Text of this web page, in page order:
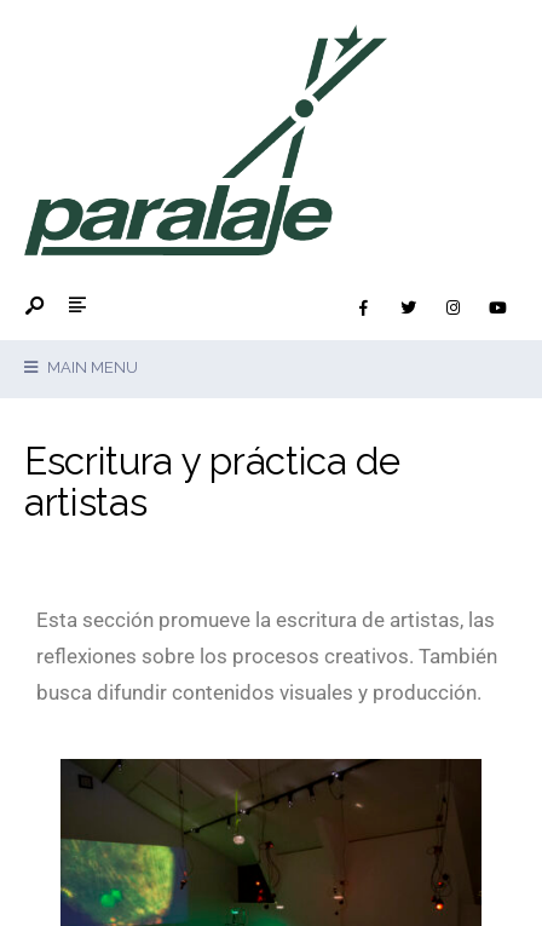
MAIN MENU
Escritura y práctica de
artistas
Esta sección promueve la escritura de artistas, las
reflexiones sobre los procesos creativos. También
busca difundir contenidos visuales y producción.